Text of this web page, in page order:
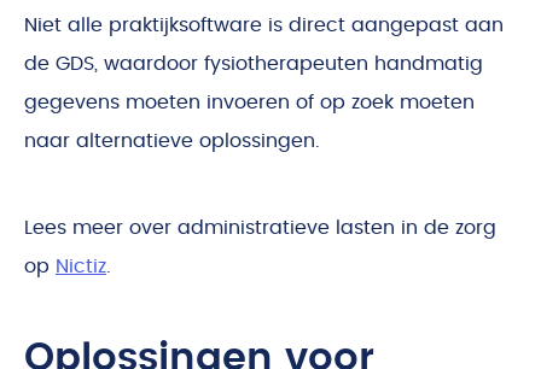
Niet alle praktijksoftware is direct aangepast aan
de GDS, waardoor fysiotherapeuten handmatig
gegevens moeten invoeren of op zoek moeten
naar alternatieve oplossingen.
Lees meer over administratieve lasten in de zorg
op Nictiz
Oplossingen voor